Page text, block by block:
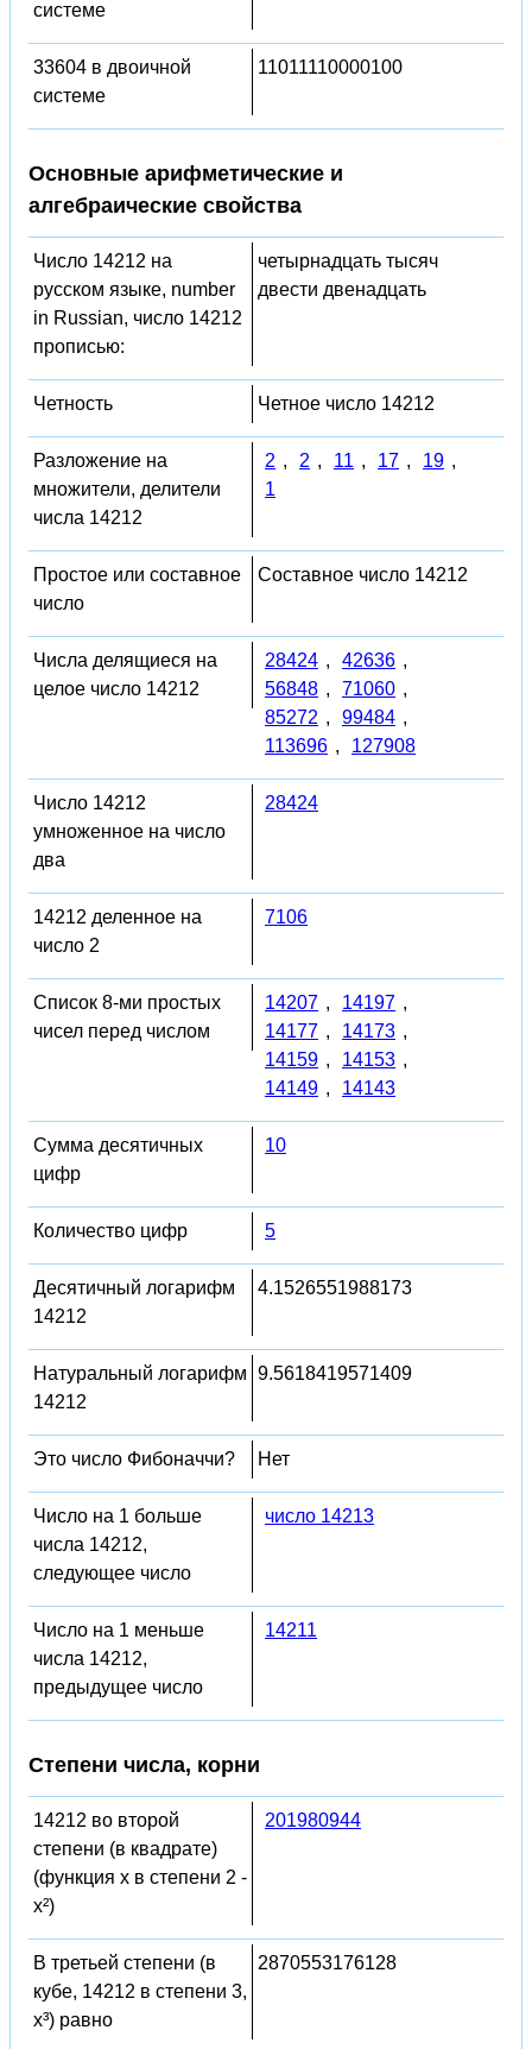
системе
33604 в двоичной
системе
11011110000100
Основные арифметические и
алгебраические свойства
Число 14212 на
русском языке, number
in Russian, число 14212
прописью:
четырнадцать тысяч
двести двенадцать
Четность Четное число 14212
Разложение на
множители, делители
числа 14212
2 , 2 , 11 , 17 , 19 ,
1
Простое или составное
число
Составное число 14212
Числа делящиеся на
целое число 14212
28424 , 42636 ,
56848 , 71060 ,
85272 , 99484 ,
113696 , 127908
Число 14212
умноженное на число
два
28424
14212 деленное на
число 2
7106
Список 8-ми простых
чисел перед числом
14207 , 14197 ,
14177 , 14173 ,
14159 , 14153 ,
14149 , 14143
Сумма десятичных
цифр
10
Количество цифр 5
Десятичный логарифм
14212
4.1526551988173
Натуральный логарифм
14212
9.5618419571409
Это число Фибоначчи? Нет
Число на 1 больше
числа 14212,
следующее число
число 14213
Число на 1 меньше
числа 14212,
предыдущее число
14211
Степени числа, корни
14212 во второй
степени (в квадрате)
(функция x в степени 2 -
x²)
201980944
В третьей степени (в
кубе, 14212 в степени 3,
x³) равно
2870553176128